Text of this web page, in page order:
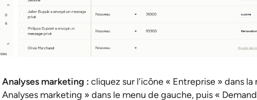
marketing : cliquez sur l'icône « Entreprise » dans
marketing » dans le menu de gauche, puis «